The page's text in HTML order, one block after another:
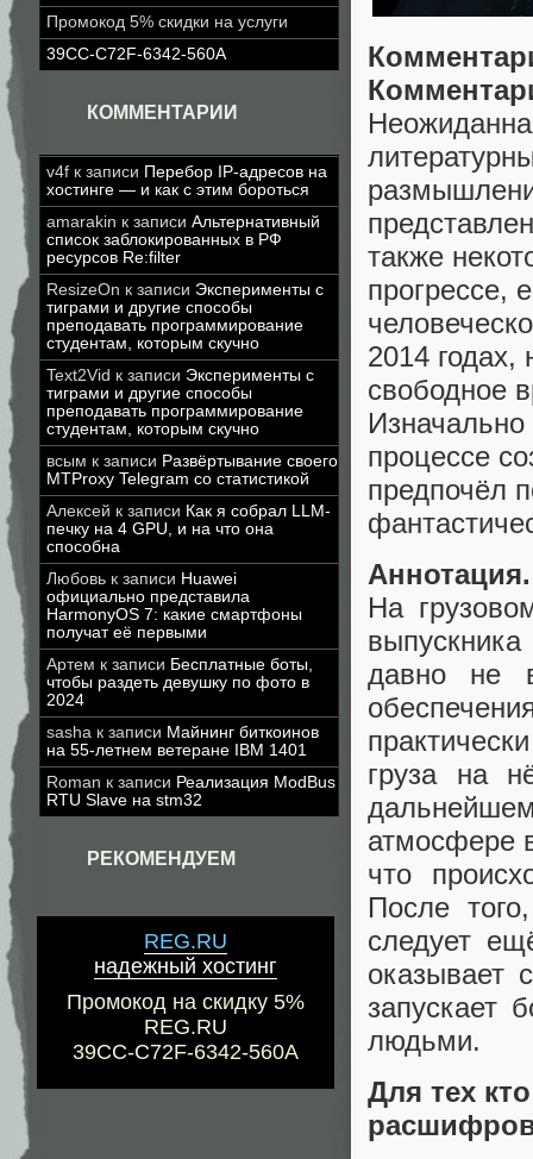
Промокод 5% скидки на услуги
39CC-C72F-6342-560A
КОММЕНТАРИИ
v4f к записи Перебор IP-адресов на
хостинге — и как с этим бороться
amarakin к записи Альтернативный
список заблокированных в РФ
ресурсов Re:filter
ResizeOn к записи Эксперименты с
тиграми и другие способы
преподавать программирование
студентам, которым скучно
Text2Vid к записи Эксперименты с
тиграми и другие способы
преподавать программирование
студентам, которым скучно
всым к записи Развёртывание своего
MTProxy Telegram со статистикой
Алексей к записи Как я собрал LLM-
печку на 4 GPU, и на что она
способна
Любовь к записи Huawei
официально представила
HarmonyOS 7: какие смартфоны
получат её первыми
Артем к записи Бесплатные боты,
чтобы раздеть девушку по фото в
2024
sasha к записи Майнинг биткоинов
на 55-летнем ветеране IBM 1401
Roman к записи Реализация ModBus
RTU Slave на stm32
РЕКОМЕНДУЕМ
REG.RU
надежный хостинг
Промокод на скидку 5%
REG.RU
39CC-C72F-6342-560A
также
прогрессе,
2014 годах,
свободное
процессе
предпочёл
Аннотация.
На
давно не
груза на
атмосфере
что
После
следует
оказывает
запускает
людьми.
Для тех